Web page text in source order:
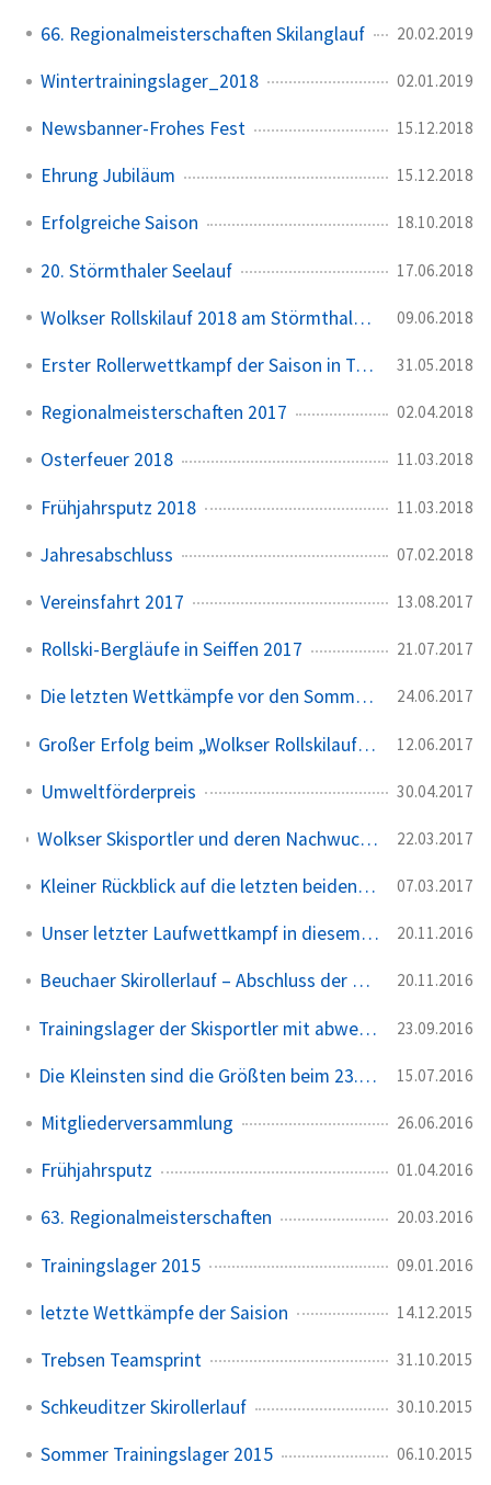
66. Regionalmeisterschaften Skilanglauf 20.02.2019
Wintertrainingslager_2018 02.01.2019
Newsbanner-Frohes Fest 15.12.2018
Ehrung Jubiläum 15.12.2018
Erfolgreiche Saison 18.10.2018
20. Störmthaler Seelauf 17.06.2018
Wolkser Rollskilauf 2018 am Störmthaler See 09.06.2018
Erster Rollerwettkampf der Saison in Trebsen 31.05.2018
Regionalmeisterschaften 2017 02.04.2018
Osterfeuer 2018 11.03.2018
Frühjahrsputz 2018 11.03.2018
Jahresabschluss 07.02.2018
Vereinsfahrt 2017 13.08.2017
Rollski-Bergläufe in Seiffen 2017 21.07.2017
Die letzten Wettkämpfe vor den Sommerferien 24.06.2017
Großer Erfolg beim „Wolkser Rollskilauf 2017“ am Störmthaler See 12.06.2017
Umweltförderpreis 30.04.2017
Wolkser Skisportler und deren Nachwuchs erfolgreich bei den Regionalmeisterschaften im Skilanglauf 22.03.2017
Kleiner Rückblick auf die letzten beiden Wintermonate 07.03.2017
Unser letzter Laufwettkampf in diesem Jahr 20.11.2016
Beuchaer Skirollerlauf – Abschluss der Rollersession 20.11.2016
Trainingslager der Skisportler mit abwechslungsreichem Programm 23.09.2016
Die Kleinsten sind die Größten beim 23.Schkeuditzer Auenwaldlauf 15.07.2016
Mitgliederversammlung 26.06.2016
Frühjahrsputz 01.04.2016
63. Regionalmeisterschaften 20.03.2016
Trainingslager 2015 09.01.2016
letzte Wettkämpfe der Saision 14.12.2015
Trebsen Teamsprint 31.10.2015
Schkeuditzer Skirollerlauf 30.10.2015
Sommer Trainingslager 2015 06.10.2015